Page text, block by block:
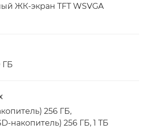
ЖК-экран TFT WSVGA
ГБ
256 ГБ,
накопитель) 256 ГБ, 1 ТБ